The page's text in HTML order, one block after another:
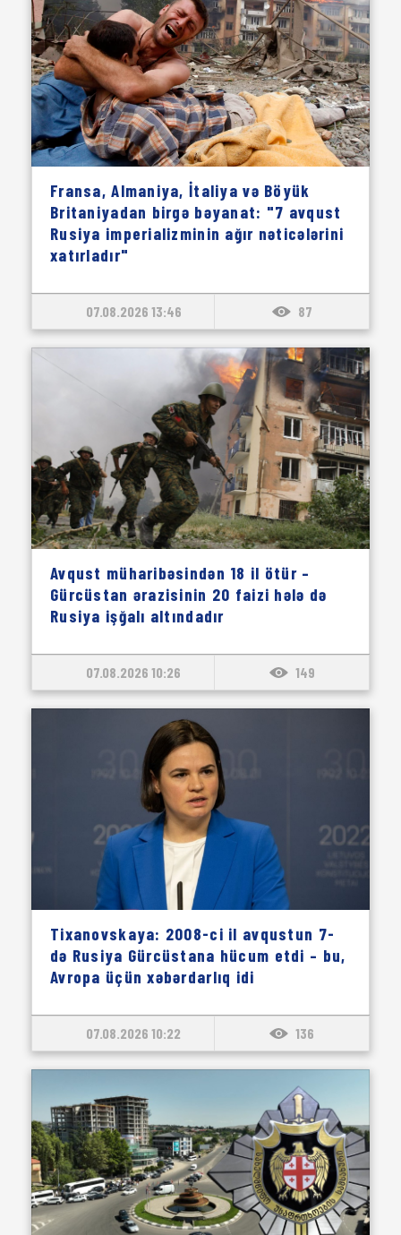
Fransa, Almaniya, İtaliya və Böyük
Britaniyadan birgə bəyanat: "7 avqust
Rusiya imperializminin ağır nəticələrini
xatırladır"
07.08.2026 13:46 87
Avqust müharibəsindən 18 il ötür –
Gürcüstan ərazisinin 20 faizi hələ də
Rusiya işğalı altındadır
07.08.2026 10:26 149
Tixanovskaya: 2008-ci il avqustun 7-
də Rusiya Gürcüstana hücum etdi – bu,
Avropa üçün xəbərdarlıq idi
07.08.2026 10:22 136